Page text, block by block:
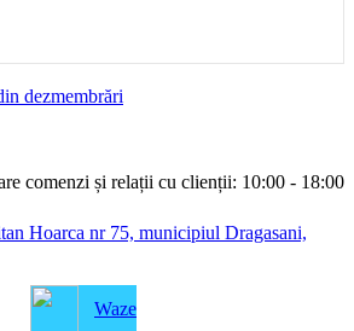
comenzi și relații cu clienții: 10:00 - 18:00
Hoarca nr 75, municipiul Dragasani,
Waze